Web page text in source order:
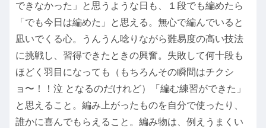
できなかった」と思うような日も、１段でも編めたら
「でも今日は編めた」と思える。無心で編んでいると
凪いでくる心。うんうん唸りながら難易度の高い技法
に挑戦し、習得できたときの興奮。失敗して何十段も
ほどく羽目になっても（もちろんその瞬間はチクシ
ョ〜！！泣 となるのだけれど）「編む練習ができた」
と思えること。編み上がったものを自分で使ったり、
誰かに喜んでもらえること。編み物は、例えうまくい